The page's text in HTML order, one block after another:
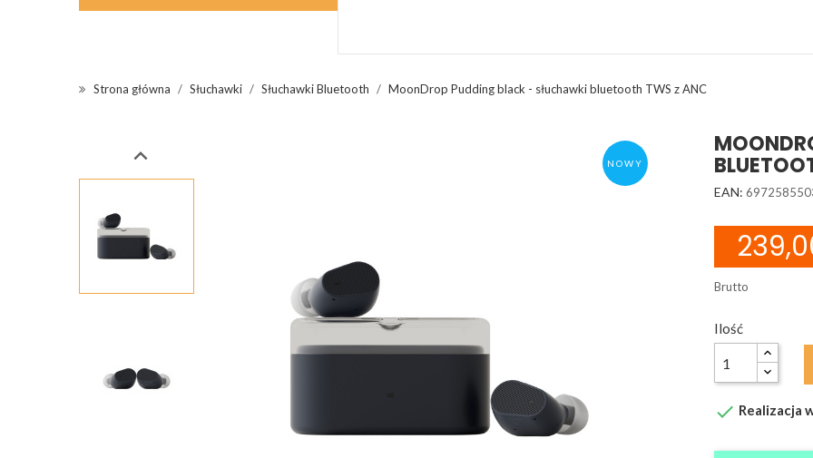
Strona główna Słuchawki Słuchawki Bluetooth MoonDrop Pudding black - słuchawki bluetooth TWS z ANC
 NOWY
EAN:
Brutto
Ilość
 Realizacja